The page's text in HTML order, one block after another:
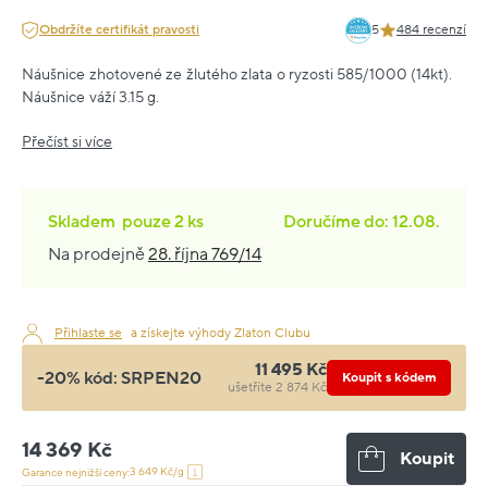
Obdržíte certifikát pravosti 5 484 recenzí
Náušnice zhotovené ze žlutého zlata o ryzosti 585/1000 (14kt).
Náušnice váží 3.15 g.
Přečíst si více
Skladem pouze2 ks
Doručíme do: 12.08.
Na prodejně28. října 769/14
Přihlaste se a získejte výhody Zlaton Clubu
-20% kód: SRPEN20 11 495 Kč
ušetříte 2 874 Kč
Koupit s kódem
14 369 Kč
Garance nejnižší ceny:3 649 Kč/g
Koupit